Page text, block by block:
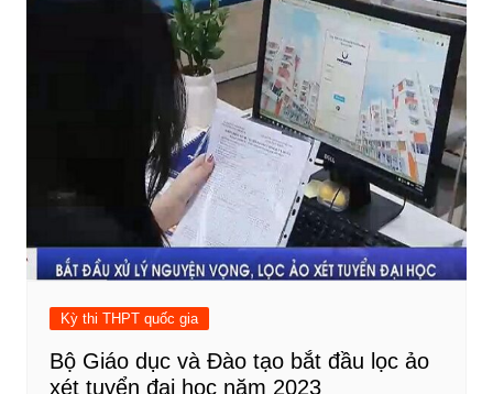
Kỳ thi THPT quốc gia
Bộ Giáo dục và Đào tạo bắt đầu lọc ảo
xét tuyển đại học năm 2023